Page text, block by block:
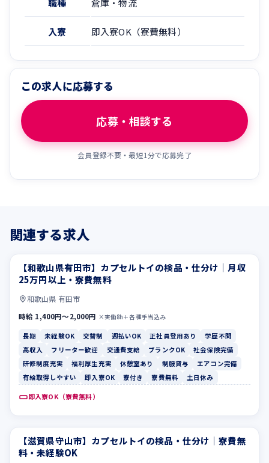
職種 倉庫・物流
入寮 即入寮OK（寮費無料）
この求人に応募する
応募・相談する
会員登録不要・最短1分で応募完了
関連する求人
長期 未経験OK
【和歌山県有田市】カプセルトイの検品・仕分け｜月収
25万円以上・寮費無料
和歌山県 有田市
時給 1,400円〜2,000円 ×実働8h＋各種手当込み
長期 未経験OK 交替制 週払いOK 正社員登用あり
学歴不問
高収入
フリーター歓迎 交通費支給 ブランクOK
社会保険完備
研修制度充実
福利厚生充実 休憩室あり 制服貸与
エアコン完備
有給取得しやすい
即入寮OK 寮付き 寮費無料 土日休み
即入寮OK（寮費無料）
社会保険完備 研修制度充実
【滋賀県守山市】カプセルトイの検品・仕分け｜寮費無
料・未経験OK